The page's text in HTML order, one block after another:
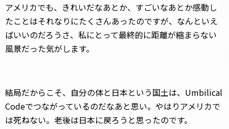
アメリカでも、きれいだなあとか、すごいなあとか感動し
たことはそれなりにたくさんあったのですが、なんといえ
ばいいのだろうさ、私にとって最終的に距離が縮まらない
風景だった気がします。
結局だからこそ、自分の体と日本という国土は、Umbilical
Codeでつながっているのだなあと思い。やはりアメリカで
は死ねない。老後は日本に戻ろうと思ったのです。